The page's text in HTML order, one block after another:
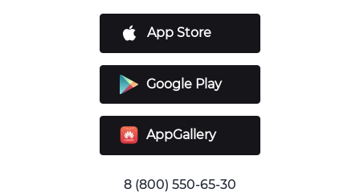
App Store
Google Play
AppGallery
8 (800) 550-65-30